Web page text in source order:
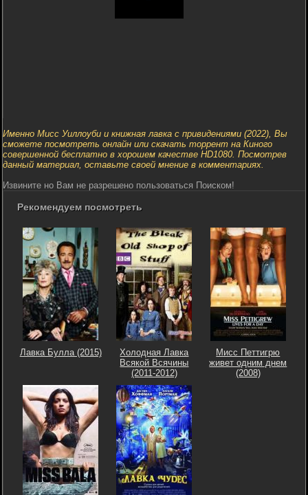
Именно Мисс Уиллоуби и книжная лавка с привидениями (2022), Вы
сможете посмотреть онлайн или скачать торрент на Киного
совершенной бесплатно в хорошем качестве HD1080. Посмотрев
данный материал, оставьте своей мнение в комментариях.
Извините но Вам не разрешено пользоваться Поиском!
Рекомендуем посмотреть
Лавка Булла (2015)
Холодная Лавка
Всякой Всячины
(2011-2012)
Мисс Петтигрю
живет одним днем
(2008)